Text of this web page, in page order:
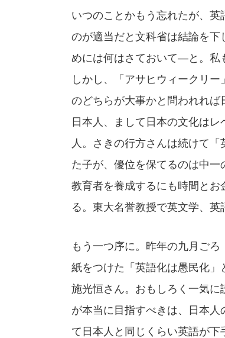
いつのことかもう忘れたが、
のが適当だと文科省は結論を
めには何はさておいて—と。私
しかし、「アサヒウィークリ
のどちらが大事かと問われれ
日本人、まして日本の文化は
人。さきの行方さんは続けて
た子が、優位を保てるのは中
教育者を養成するにも時間と
る。東大名誉教授で英文学、英
もう一つ序に。昨年の九月ご
紙をつけた「英語化は愚民化
施光恒さん。おもしろく一気
が本当に目指すべきは、日本
て日本人と同じくらい英語が